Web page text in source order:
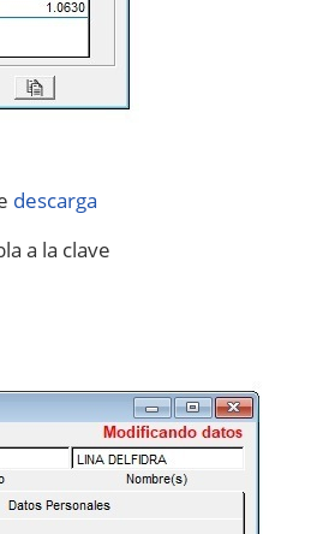
descarga
a la clave